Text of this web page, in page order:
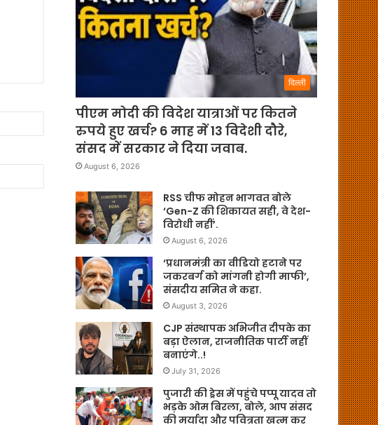
दिल्ली
पीएम मोदी की विदेश यात्राओं पर कितने
रुपये हुए खर्च? 6 माह में 13 विदेशी दौरे,
संसद में सरकार ने दिया जवाब.
August 6, 2026
RSS चीफ मोहन भागवत बोले
‘Gen-Z की शिकायत सही, वे देश-
विरोधी नहीं’.
August 6, 2026
‘प्रधानमंत्री का वीडियो हटाने पर
जकरबर्ग को मांगनी होगी माफी’,
संसदीय समित ने कहा.
August 3, 2026
CJP संस्थापक अभिजीत दीपके का
बड़ा ऐलान, राजनीतिक पार्टी नहीं
बनाएंगे..!
July 31, 2026
पुजारी की ड्रेस में पहुंचे पप्पू यादव तो
भड़के ओम बिरला, बोले, आप संसद
की मर्यादा और पवित्रता खत्म कर